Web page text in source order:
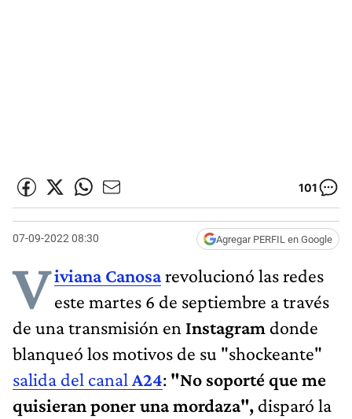
101
07-09-2022 08:30 Agregar PERFIL en Google
Viviana Canosarevolucionó las redes
este martes 6 de septiembre a través
de una transmisión en Instagram donde
blanqueó los motivos de su "shockeante"
salida del canal A24: "No soporté que me
quisieran poner una mordaza", disparó la